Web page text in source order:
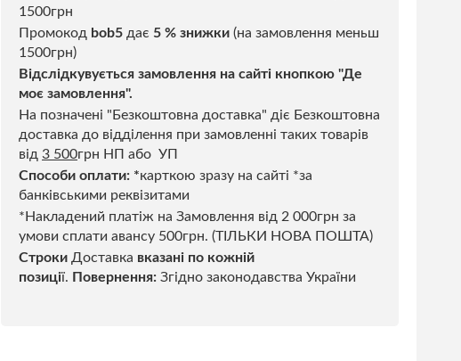
1500грн
Промокод bob5 дає 5 % знижки (на замовлення меньш
1500грн)
Відслідкувується замовлення на сайті кнопкою "Де
моє замовлення".
На позначені "Безкоштовна доставка" діє Безкоштовна
доставка до відділення при замовленні таких товарів
від 3 500грн НП або УП
Способи оплати: *карткою зразу на сайті *за
банківськими реквізитами
*Накладений платіж на Замовлення від 2 000грн за
умови сплати авансу 500грн. (ТІЛЬКИ НОВА ПОШТА)
Строки Доставка вказані по кожній
позиції. Повернення: Згідно законодавства України